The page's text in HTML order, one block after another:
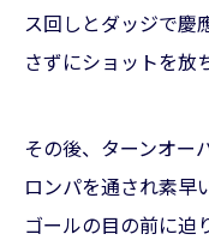
ス回しとダッジで慶
さずにショットを放
その後、ターンオー
ロンパを通され素早
ゴールの目の前に迫